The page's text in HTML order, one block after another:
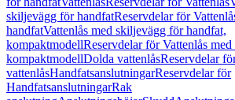
skiljevägg för handfatReservdelar för
handfatVattenlås med skiljevägg för handfat,
kompaktmodellReservdelar för Vattenlås
kompaktmodellDolda vattenlåsReservdelar
vattenlåsHandfatsanslutningarReservdelar för
HandfatsanslutningarRak